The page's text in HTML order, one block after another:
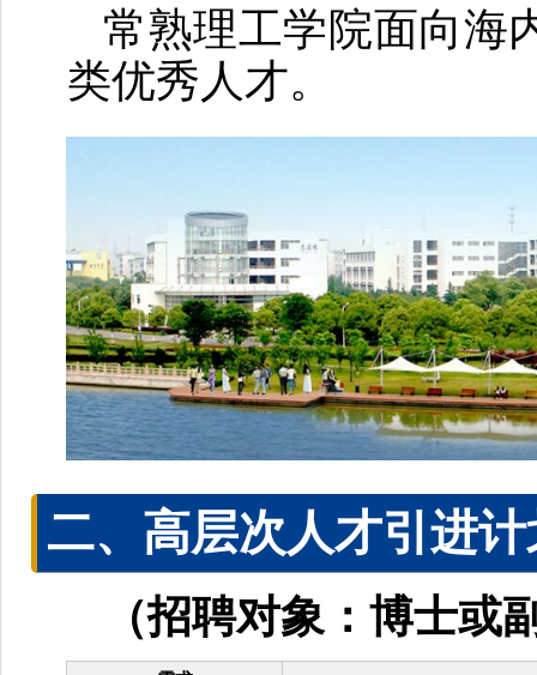
常熟理工学院面向海
类优秀人才。
二、高层次人才引进
（招聘对象：博士或